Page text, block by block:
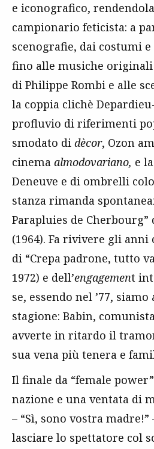
e iconografico,
campionario feticista: a
scenografie, dai costumi
fino alle musiche
di Philippe Rombi e alle
la coppia clichè
profluvio di riferimenti
smodato di dècor, Ozon
cinema almodovariano, e
Deneuve e di ombrelli
stanza rimanda
Parapluies de Cherbourg”
(1964). Fa rivivere gli
di “Crepa padrone, tutto
1972) e dell’engagement
se, essendo nel ’77,
stagione: Babin,
avverte in ritardo il
sua vena più tenera e
Il finale da “female
nazione e una ventata di
– “Sì, sono vostra madre!”
lasciare lo spettatore col